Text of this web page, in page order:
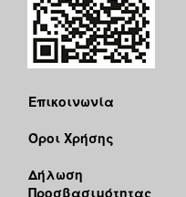
Επικοινωνία
Όροι Χρήσης
Δήλωση
Προσβασιμότητας